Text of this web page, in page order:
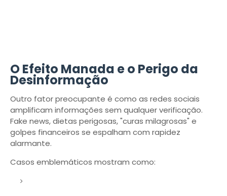
O Efeito Manada e o Perigo da
Desinformação
Outro fator preocupante é como as redes sociais
amplificam informações sem qualquer verificação.
Fake news, dietas perigosas, "curas milagrosas" e
golpes financeiros se espalham com rapidez
alarmante.
Casos emblemáticos mostram como: